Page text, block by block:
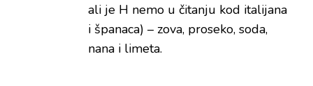
ali je H nemo u čitanju kod italijana
i španaca) – zova, proseko, soda,
nana i limeta.